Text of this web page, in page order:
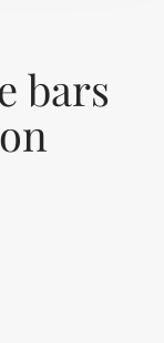
bars